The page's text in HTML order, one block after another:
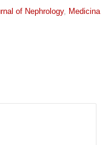
of Nephrology, Medicina